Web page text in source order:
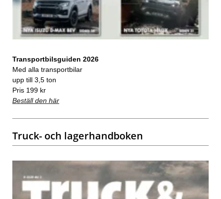
Transportbilsguiden 2026
Med alla transportbilar
upp till 3,5 ton
Pris 199 kr
Beställ den här
Truck- och lagerhandboken